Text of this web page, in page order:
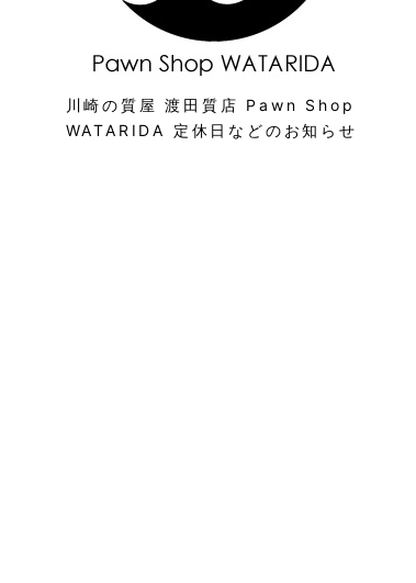
川崎の質屋 渡田質店 Pawn Shop
WATARIDA 定休日などのお知らせ